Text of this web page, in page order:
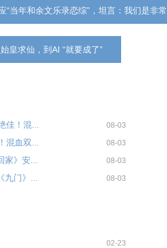
“当年和余文乐录恋综”，坦言：我们是非
皇求仙，到AI “就要成了”
佳！混... 08-03
混血双... 08-03
》安... 08-03
门》... 08-03
02-23